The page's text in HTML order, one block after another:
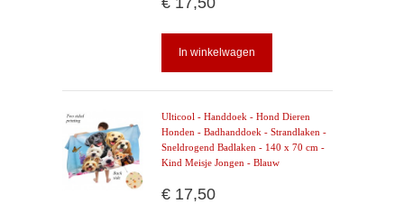
In winkelwagen
Ulticool - Handdoek - Hond Dieren
Honden - Badhanddoek - Strandlaken -
Sneldrogend Badlaken - 140 x 70 cm -
Kind Meisje Jongen - Blauw
€ 17,50